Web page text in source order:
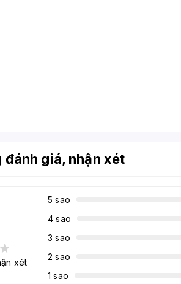
đánh giá, nhận xét
xét
5 sao
4 sao
3 sao
2 sao
1 sao